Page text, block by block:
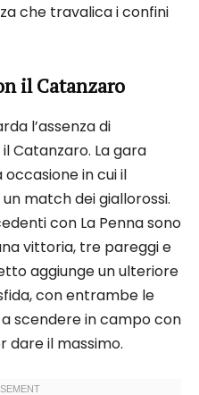
che travalica i confini
il Catanzaro
l’assenza di
Catanzaro. La gara
in cui il
match dei giallorossi.
con La Penna sono
vittoria, tre pareggi e
aggiunge un ulteriore
con entrambe le
scendere in campo con
dare il massimo.